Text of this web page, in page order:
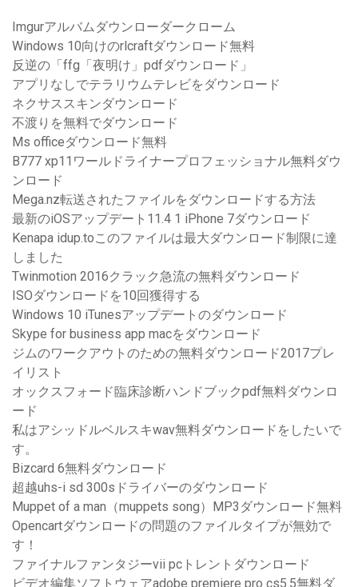
Imgurアルバムダウンローダークローム
Windows 10向けのrlcraftダウンロード無料
反逆の「ffg「夜明け」pdfダウンロード」
アプリなしでテラリウムテレビをダウンロード
ネクサススキンダウンロード
不渡りを無料でダウンロード
Ms officeダウンロード無料
B777 xp11ワールドライナープロフェッショナル無料ダウ
ンロード
Mega.nz転送されたファイルをダウンロードする方法
最新のiOSアップデート11.4 1 iPhone 7ダウンロード
Kenapa idup.toこのファイルは最大ダウンロード制限に達
しました
Twinmotion 2016クラック急流の無料ダウンロード
ISOダウンロードを10回獲得する
Windows 10 iTunesアップデートのダウンロード
Skype for business app macをダウンロード
ジムのワークアウトのための無料ダウンロード2017プレ
イリスト
オックスフォード臨床診断ハンドブックpdf無料ダウンロ
ード
私はアシッドルベルスキwav無料ダウンロードをしたいで
す。
Bizcard 6無料ダウンロード
超越uhs-i sd 300sドライバーのダウンロード
Muppet of a man（muppets song）MP3ダウンロード無料
Opencartダウンロードの問題のファイルタイプが無効で
す！
ファイナルファンタジーvii pcトレントダウンロード
ビデオ編集ソフトウェアadobe premiere pro cs5.5無料ダ